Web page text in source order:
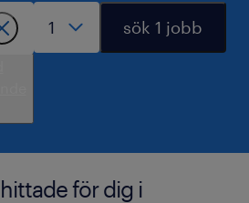
sök 1 jobb
för dig i